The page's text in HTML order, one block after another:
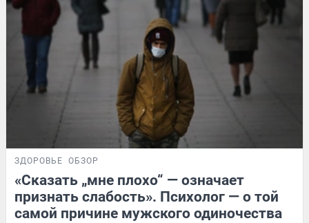
ЗДОРОВЬЕ ОБЗОР
«Сказать „мне плохо“ — означает
признать слабость». Психолог — о той
самой причине мужского одиночества